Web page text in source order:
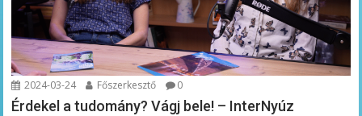
2024-03-24 Főszerkesztő 0
Érdekel a tudomány? Vágj bele! – InterNyúz